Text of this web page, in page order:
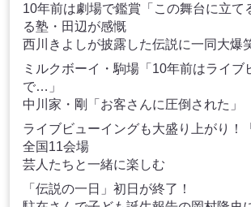
10年前は劇場で鑑賞「この舞台に立
る塾・田辺が感慨
西川きよしが披露した伝説に一同大爆
ミルクボーイ・駒場「10年前はライブ
で…」
中川家・剛「お客さんに圧倒された」
ライブビューイングも大盛り上がり！
全国11会場
芸人たちと一緒に楽しむ
「伝説の一日」初日が終了！